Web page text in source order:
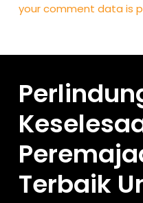
your comment data is
Terbaik